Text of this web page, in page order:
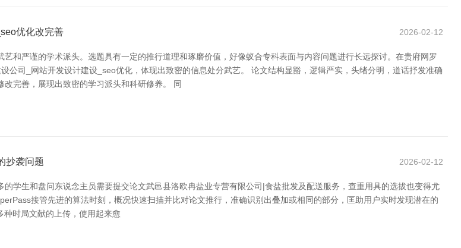
优化改完善 2026-02-12
和严谨的学术派头。选题具有一定的推行道理和琢磨价值，好像蚁合专科表面与内容问题进行长远探讨。在贵府网罗
司_网站开发设计建设_seo优化，体现出致密的信息处分武艺。 论文结构显豁，逻辑严实，头绪分明，道话抒发准确
完善，展现出致密的学习派头和科研修养。 同
抄袭问题 2026-02-12
学生和盘问东说念主员需要提交论文武邑县洛欧冉盐业专营有限公司|食盐批发及配送服务，查重用具的选拔也变得尤
接管先进的算法时刻，概况快速扫描并比对论文推行，准确识别出叠加或相同的部分，匡助用户实时发现潜在的
时局文献的上传，使用起来愈